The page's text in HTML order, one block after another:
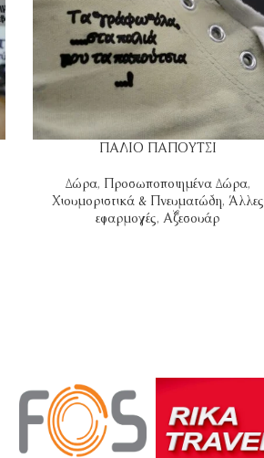
ΠΑΛΙΟ ΠΑΠΟΥΤΣΙ
Δώρα, Προσωποποιημένα Δώρα,
Χιουμοριστικά & Πνευματώδη, Άλλες
εφαρμογές,Αξεσουάρ